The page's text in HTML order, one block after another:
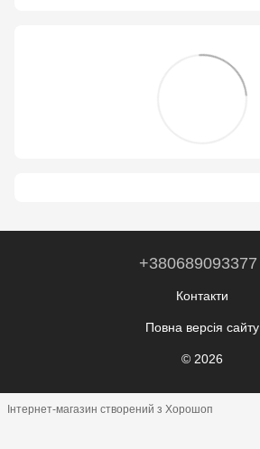
+380689093377
Контакти
Повна версія сайту
© 2026
Інтернет-магазин створений з Хорошоп